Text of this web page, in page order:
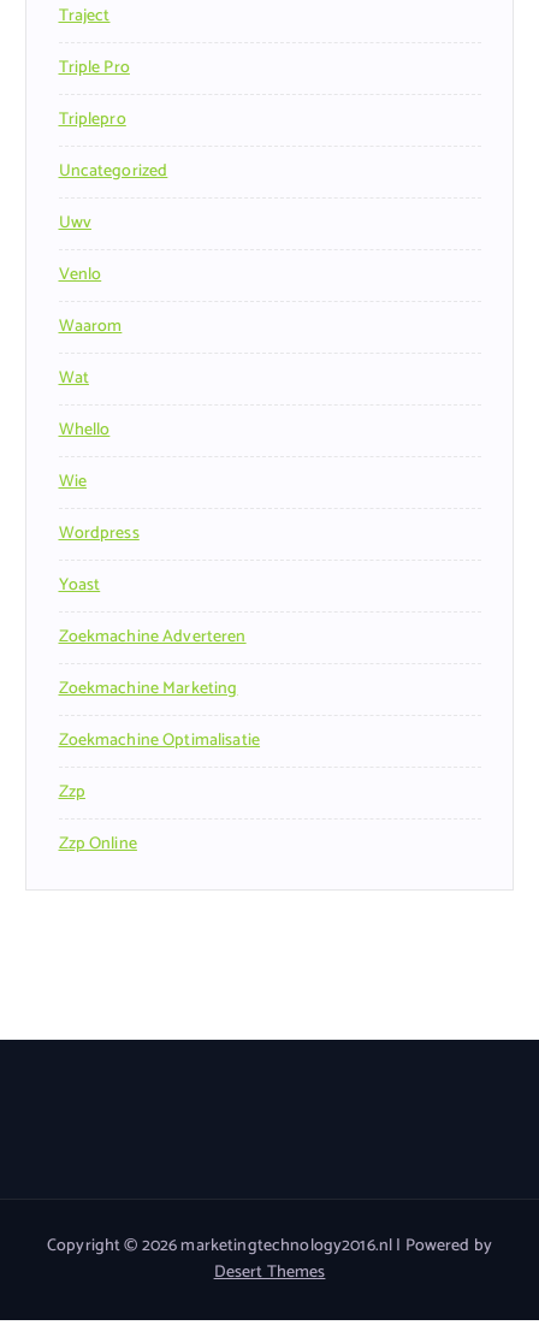
Traject
Triple Pro
Triplepro
Uncategorized
Uwv
Venlo
Waarom
Wat
Whello
Wie
Wordpress
Yoast
Zoekmachine Adverteren
Zoekmachine Marketing
Zoekmachine Optimalisatie
Zzp
Zzp Online
Copyright © 2026 marketingtechnology2016.nl | Powered by
Desert Themes